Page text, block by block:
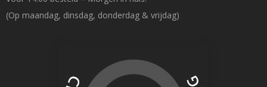
(Op maandag, dinsdag, donderdag & vrijdag)